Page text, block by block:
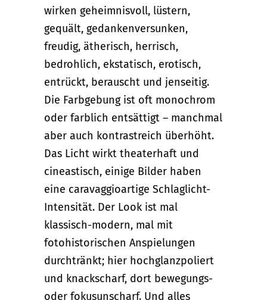
wirken geheimnisvoll, lüstern,
gequält, gedankenversunken,
freudig, ätherisch, herrisch,
bedrohlich, ekstatisch, erotisch,
entrückt, berauscht und jenseitig.
Die Farbgebung ist oft monochrom
oder farblich entsättigt – manchmal
aber auch kontrastreich überhöht.
Das Licht wirkt theaterhaft und
cineastisch, einige Bilder haben
eine caravaggioartige Schlaglicht-
Intensität. Der Look ist mal
klassisch-modern, mal mit
fotohistorischen Anspielungen
durchtränkt; hier hochglanzpoliert
und knackscharf, dort bewegungs-
oder fokusunscharf. Und alles